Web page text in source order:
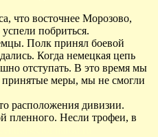
что восточнее Морозово,
побриться.
Полк принял боевой
Когда немецкая цепь
отступать. В это время мы
принятые меры, мы не смогли
расположения дивизии.
пленного. Несли трофеи, в